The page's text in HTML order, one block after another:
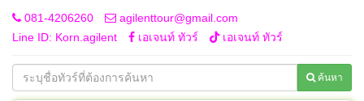
081-4206260
agilenttour@gmail.com
Line ID: Korn.agilent
เอเจนท์ ทัวร์ เอเจนท์ ทัวร์
ค้นหา